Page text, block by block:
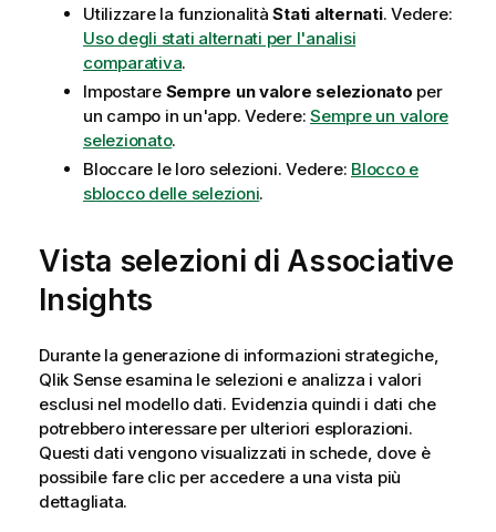
Utilizzare la funzionalitàStati alternati. Vedere:
Uso degli stati alternati per l'analisi
comparativa.
Impostare Sempre un valore selezionato per
un campo in un'app. Vedere: Sempre un valore
selezionato.
Bloccare le loro selezioni. Vedere: Blocco e
sblocco delle selezioni.
Vista selezioni di Associative
Insights
Durante la generazione di informazioni strategiche,
Qlik Senseesamina le selezioni e analizza i valori
esclusi nel modello dati. Evidenzia quindi i dati che
potrebbero interessare per ulteriori esplorazioni.
Questi dati vengono visualizzati in schede, dove è
possibile fare clic per accedere a una vista più
dettagliata.